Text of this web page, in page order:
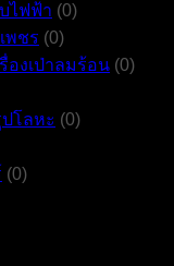
ไฟฟ้า (0)
พชร (0)
องเป่าลมร้อน (0)
โลหะ (0)
(0)